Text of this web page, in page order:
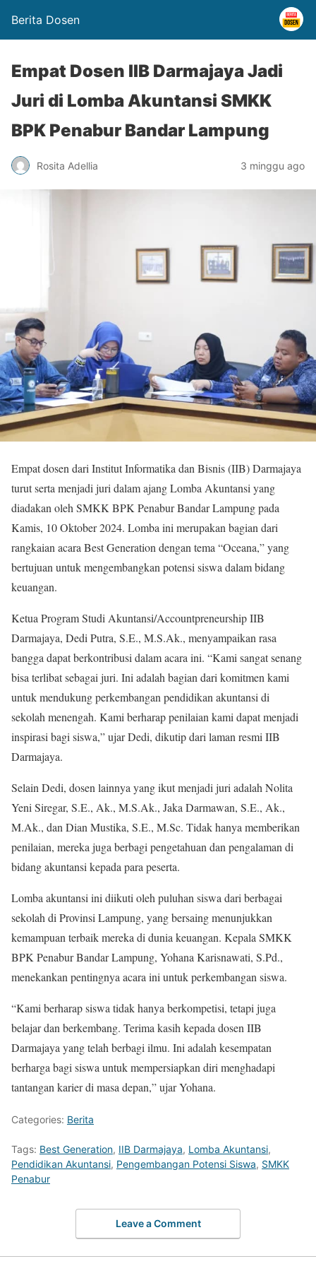
Berita Dosen
Empat Dosen IIB Darmajaya Jadi
Juri di Lomba Akuntansi SMKK
BPK Penabur Bandar Lampung
Rosita Adellia 3 minggu ago
Empat dosen dari Institut Informatika dan Bisnis (IIB) Darmajaya
turut serta menjadi juri dalam ajang Lomba Akuntansi yang
diadakan oleh SMKK BPK Penabur Bandar Lampung pada
Kamis, 10 Oktober 2024. Lomba ini merupakan bagian dari
rangkaian acara Best Generation dengan tema “Oceana,” yang
bertujuan untuk mengembangkan potensi siswa dalam bidang
keuangan.
Ketua Program Studi Akuntansi/Accountpreneurship IIB
Darmajaya, Dedi Putra, S.E., M.S.Ak., menyampaikan rasa
bangga dapat berkontribusi dalam acara ini. “Kami sangat senang
bisa terlibat sebagai juri. Ini adalah bagian dari komitmen kami
untuk mendukung perkembangan pendidikan akuntansi di
sekolah menengah. Kami berharap penilaian kami dapat menjadi
inspirasi bagi siswa,” ujar Dedi, dikutip dari laman resmi IIB
Darmajaya.
Selain Dedi, dosen lainnya yang ikut menjadi juri adalah Nolita
Yeni Siregar, S.E., Ak., M.S.Ak., Jaka Darmawan, S.E., Ak.,
M.Ak., dan Dian Mustika, S.E., M.Sc. Tidak hanya memberikan
penilaian, mereka juga berbagi pengetahuan dan pengalaman di
bidang akuntansi kepada para peserta.
Lomba akuntansi ini diikuti oleh puluhan siswa dari berbagai
sekolah di Provinsi Lampung, yang bersaing menunjukkan
kemampuan terbaik mereka di dunia keuangan. Kepala SMKK
BPK Penabur Bandar Lampung, Yohana Karisnawati, S.Pd.,
menekankan pentingnya acara ini untuk perkembangan siswa.
“Kami berharap siswa tidak hanya berkompetisi, tetapi juga
belajar dan berkembang. Terima kasih kepada dosen IIB
Darmajaya yang telah berbagi ilmu. Ini adalah kesempatan
berharga bagi siswa untuk mempersiapkan diri menghadapi
tantangan karier di masa depan,” ujar Yohana.
Categories: Berita
Tags: Best Generation, IIB Darmajaya, Lomba Akuntansi,
Pendidikan Akuntansi, Pengembangan Potensi Siswa, SMKK
Penabur
Leave a Comment